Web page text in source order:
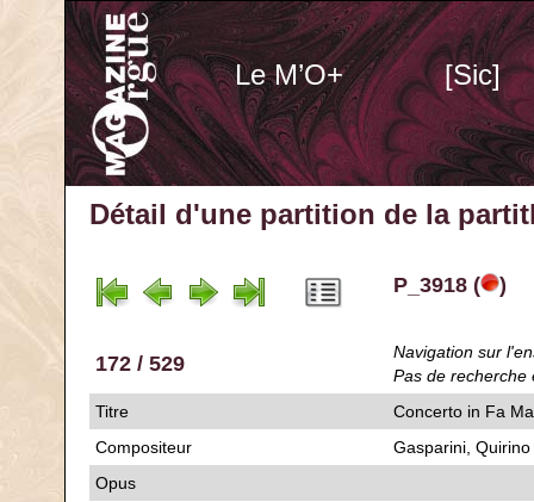
Le M’O+ [Sic]
Détail d'une partition de la
P_3918 ( )
172 / 529
Navigation sur
Pas de recherche
Titre
Concerto in Fa
Compositeur
Gasparini, Quirino
Opus